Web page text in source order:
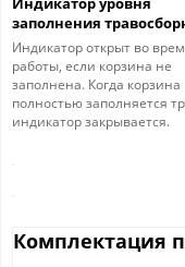
заполнения
Индикатор открыт во
работы, если корзина не
заполнена. Когда корзина
полностью заполняется
индикатор закрывается.
Комплектация